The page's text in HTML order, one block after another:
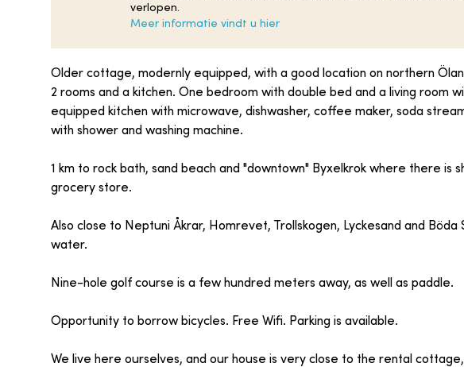
verlopen.
Meer informatie vindt u hier
Older cottage, modernly equipped, with a good location on northern
2 rooms and a kitchen. One bedroom with double bed and a living room
equipped kitchen with microwave, dishwasher, coffee maker, soda
with shower and washing machine.
1 km to rock bath, sand beach and "downtown" Byxelkrok where there is
grocery store.
Also close to Neptuni Åkrar, Homrevet, Trollskogen, Lyckesand and
water.
Nine-hole golf course is a few hundred meters away, as well as paddle.
Opportunity to borrow bicycles. Free Wifi. Parking is available.
We live here ourselves, and our house is very close to the rental